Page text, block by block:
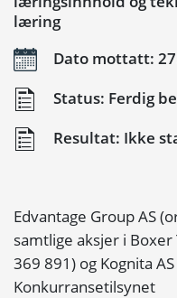
læring
Dato mottatt:
Status: Ferdig
Resultat: Ikke
Edvantage Group AS
samtlige aksjer i
369 891) og Kognita
Konkurransetilsynet